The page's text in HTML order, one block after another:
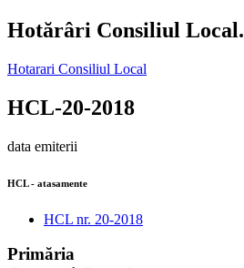
Hotărâri Consiliul Local.
Hotarari Consiliul Local
HCL-20-2018
data emiterii
HCL - atasamente
HCL nr. 20-2018
Primăria